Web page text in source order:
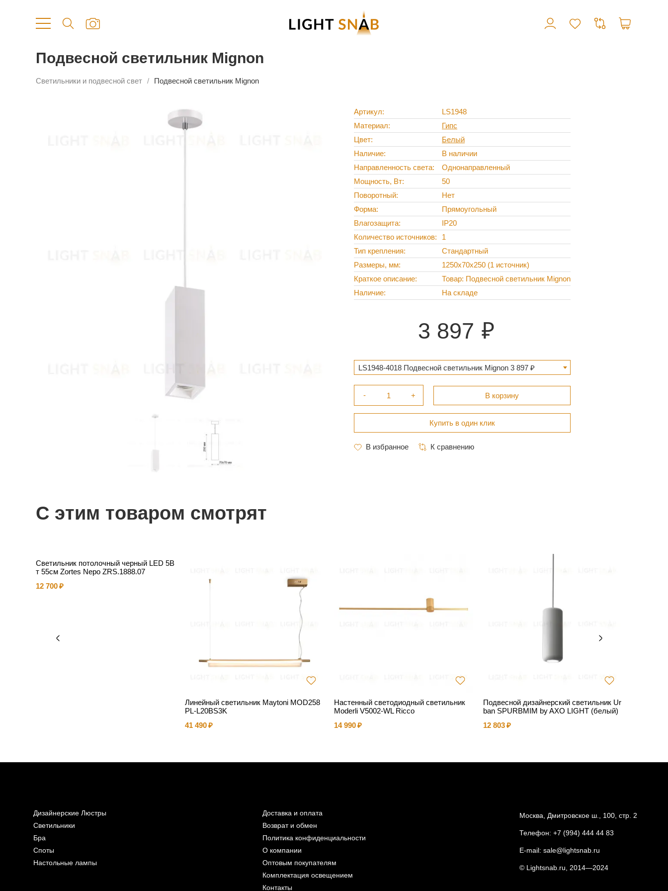
Подвесной светильник Mignon
Светильники и подвесной свет Подвесной светильник Mignon
Артикул
LS1948
Материал
Гипс
Цвет
Белый
Наличие
В наличии
Направленность света
Однонаправленный
Мощность, Вт
50
Поворотный
Нет
Форма
Прямоугольный
Влагозащита
IP20
Количество источников
1
Тип крепления
Стандартный
Размеры, мм
1250x70x250 (1 источник)
Краткое описание
Товар: Подвесной светильник Mignon
Наличие
На складе
3 897
LS1948-4018 Подвесной светильник Mignon 3 897 ₽
С этим товаром смотрят
Светильник потолочный черный LED 5В
т 55см Zortes Nepo ZRS.1888.07
12 700
Линейный светильник Maytoni MOD258
PL-L20BS3K
41 490
Настенный светодиодный светильник
Moderli V5002-WL Ricco
14 990
Подвесной дизайнерский светильник Ur
ban SPURBMIM by AXO LIGHT (белый)
12 803
Дизайнерские Люстры
Светильники
Бра
Споты
Настольные лампы
Доставка и оплата
Возврат и обмен
Политика конфиденциальности
О компании
Оптовым покупателям
Комплектация освещением
Контакты
Москва, Дмитровское ш., 100, стр. 2
Телефон: +7 (994) 444 44 83
E-mail: sale@lightsnab.ru
© Lightsnab.ru, 2014—2024